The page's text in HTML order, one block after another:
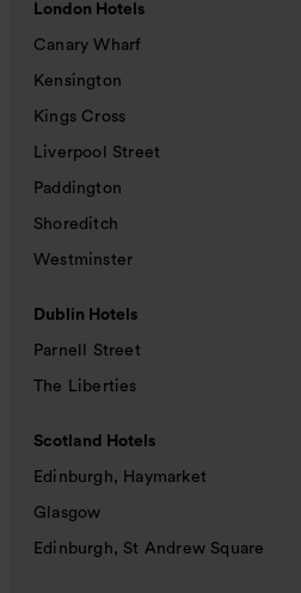
London Hotels
Canary Wharf
Kensington
Kings Cross
Liverpool Street
Paddington
Shoreditch
Westminster
Dublin Hotels
Parnell Street
The Liberties
Scotland Hotels
Edinburgh, Haymarket
Glasgow
Edinburgh, St Andrew Square